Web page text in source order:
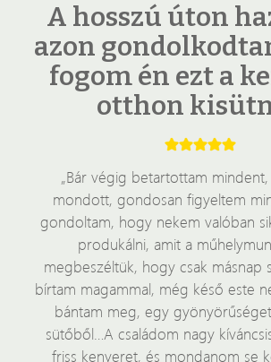
A hosszú úton
azon
fogom én ezt a
otthon
„Bár végig betartottam
mondott, gondosan figyeltem
gondoltam, hogy nekem valóban
produkálni, amit a
megbeszéltük, hogy csak másnap
bírtam magammal, még késő este
bántam meg, egy
sütőből…A családom nagy
friss kenyeret, és mondanom se